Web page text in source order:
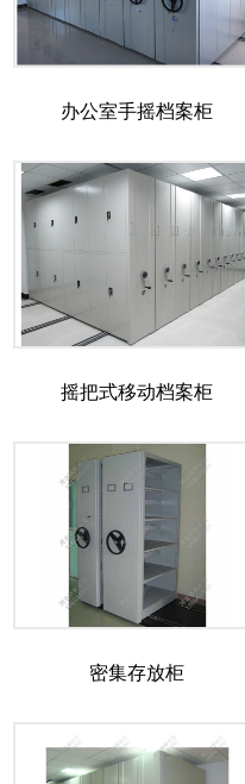
办公室手摇档案柜
摇把式移动档案柜
密集存放柜